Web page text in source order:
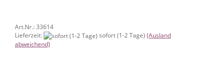
Art.Nr.: 33614
Lieferzeit:
sofort (1-2 Tage) (Ausland
abweichend)